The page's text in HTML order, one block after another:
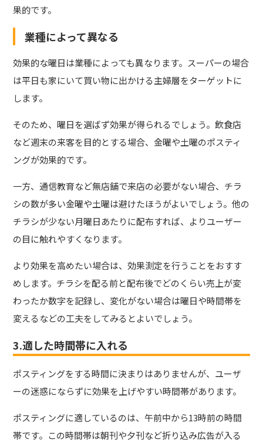
果的です。
業種によって異なる
効果的な曜日は業種によっても異なります。スーパーの場合
は平日も家にいて買い物に出かける主婦層をターゲットに
します。
そのため、曜日を選ばず効果が得られるでしょう。飲食店
など週末の来客を目的とする場合、金曜や土曜のポスティ
ングが効果的です。
一方、通信教育など無店舗で来店の必要がない場合、チラ
シの数が多い金曜や土曜は避けたほうがよいでしょう。他の
チラシが少ない月曜日あたりに配布すれば、よりユーザー
の目に触れやすくなります。
より効果を高めたい場合は、効果測定を行うことをおすす
めします。チラシを配る前と配布後でどのくらい売上が変
わったか数字を記録し、変化がない場合は曜日や時間帯を
変えるなどの工夫をしてみるとよいでしょう。
3.適した時間帯に入れる
ポスティングをする時間に決まりはありませんが、ユーザ
ーの迷惑にならずに効果を上げやすい時間帯があります。
ポスティングに適しているのは、午前中から13時前の時間
帯です。この時間帯は朝刊や夕刊など折り込み広告が入る